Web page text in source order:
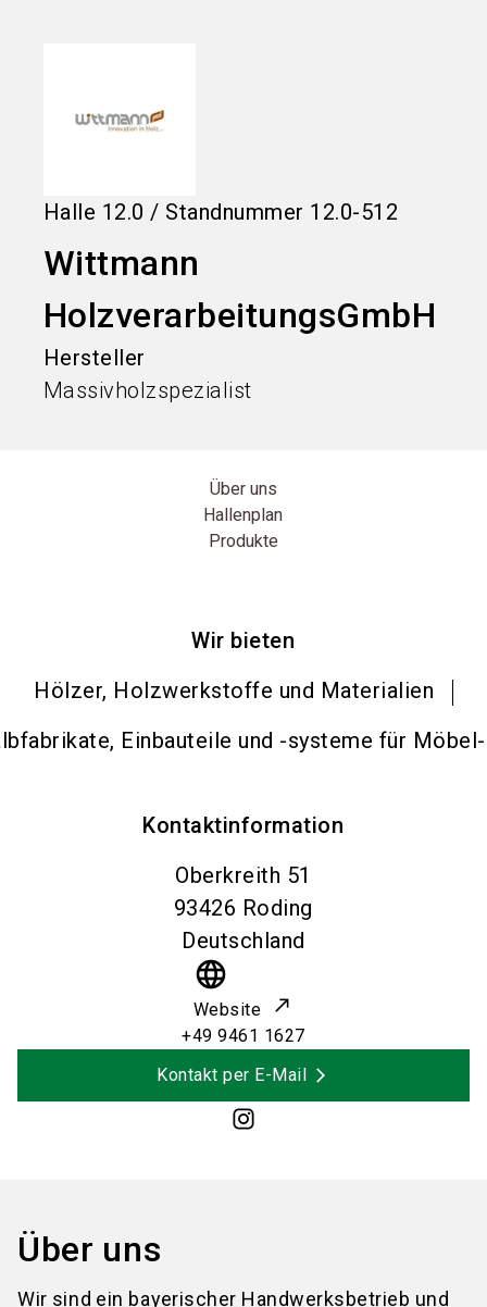
Halle 12.0 / Standnummer 12.0-512
Wittmann
HolzverarbeitungsGmbH
Hersteller
Massivholzspezialist
Über uns
Hallenplan
Produkte
Wir bieten
Hölzer, Holzwerkstoffe und Materialien
Einbauteile und -systeme für Möbel-
Kontaktinformation
Oberkreith 51
93426 Roding
Deutschland
language
Website
+49 9461 1627
Kontakt per E-Mail
Über uns
Wir sind ein bayerischer Handwerksbetrieb und